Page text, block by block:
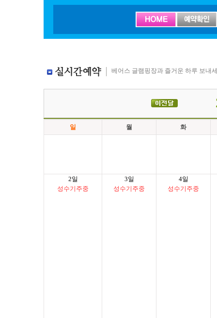
베어스 글램핑장과 즐거운 하루 보내
일 월 화
2일
성수기주중
3일
성수기주중
4일
성수기주중